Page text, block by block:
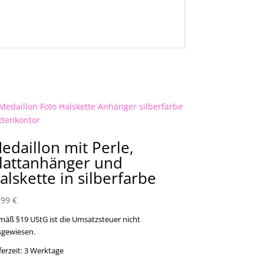
mit Perle,
und
in silberfarbe
€
§19 UStG ist die Umsatzsteuer nicht
3 Werktage